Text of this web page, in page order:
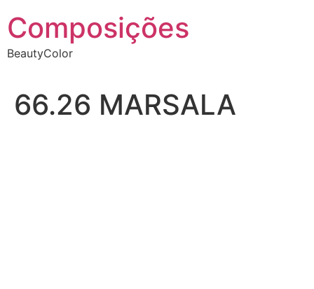
para
conteúdo
Composições
BeautyColor
66.26 MARSALA